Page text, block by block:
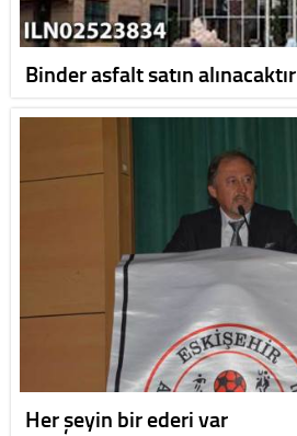
Binder asfalt satın alınacaktır
Her şeyin bir ederi var